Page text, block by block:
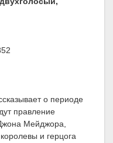
о периоде
правление
Мейджора,
и герцога